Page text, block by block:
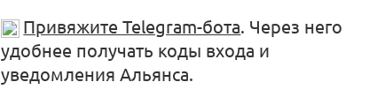
Привяжите Telegram-бота. Через него
удобнее получать коды входа и
уведомления Альянса.